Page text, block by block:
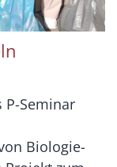
P-Seminar
Biologie-